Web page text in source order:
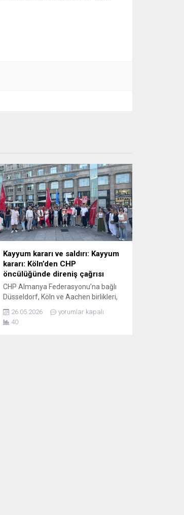
Kayyum kararı ve saldırı: Kayyum
kararı: Köln’den CHP
öncülüğünde direniş çağrısı
CHP Almanya Federasyonu’na bağlı
Düsseldorf, Köln ve Aachen birlikleri,
Solidaritätszustimmung Kulturforum
Türkei-Deutschland’ın desteğiyle Köln
26.05.2026
yorumlar kapalı
40